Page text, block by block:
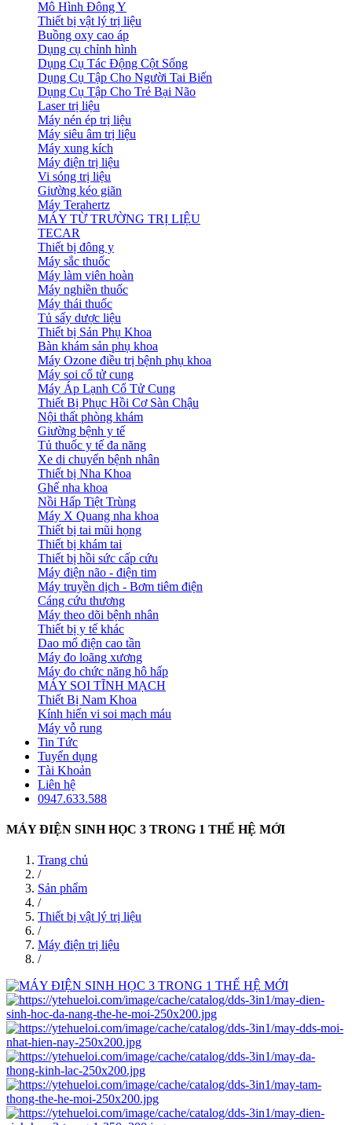
Mô Hình Đông Y
Thiết bị vật lý trị liệu
Buồng oxy cao áp
Dụng cụ chỉnh hình
Dụng Cụ Tác Động Cột Sống
Dụng Cụ Tập Cho Người Tai Biến
Dụng Cụ Tập Cho Trẻ Bại Não
Laser trị liệu
Máy nén ép trị liệu
Máy siêu âm trị liệu
Máy xung kích
Máy điện trị liệu
Vi sóng trị liệu
Giường kéo giãn
Máy Terahertz
MÁY TỪ TRƯỜNG TRỊ LIỆU
TECAR
Thiết bị đông y
Máy sắc thuốc
Máy làm viên hoàn
Máy nghiền thuốc
Máy thái thuốc
Tủ sấy dược liệu
Thiết bị Sản Phụ Khoa
Bàn khám sản phụ khoa
Máy Ozone điều trị bệnh phụ khoa
Máy soi cổ tử cung
Máy Áp Lạnh Cổ Tử Cung
Thiết Bị Phục Hồi Cơ Sàn Chậu
Nội thất phòng khám
Giường bệnh y tế
Tủ thuốc y tế đa năng
Xe di chuyển bệnh nhân
Thiết bị Nha Khoa
Ghế nha khoa
Nồi Hấp Tiệt Trùng
Máy X Quang nha khoa
Thiết bị tai mũi họng
Thiết bị khám tai
Thiết bị hồi sức cấp cứu
Máy điện não - điện tim
Máy truyền dịch - Bơm tiêm điện
Cáng cứu thương
Máy theo dõi bệnh nhân
Thiết bị y tế khác
Dao mổ điện cao tần
Máy đo loãng xương
Máy đo chức năng hô hấp
MÁY SOI TĨNH MẠCH
Thiết Bị Nam Khoa
Kính hiển vi soi mạch máu
Máy vỗ rung
Tin Tức
Tuyển dụng
Tài Khoản
Liên hệ
0947.633.588
MÁY ĐIỆN SINH HỌC 3 TRONG 1 THẾ HỆ MỚI
Trang chủ
/
Sản phẩm
/
Thiết bị vật lý trị liệu
/
Máy điện trị liệu
/